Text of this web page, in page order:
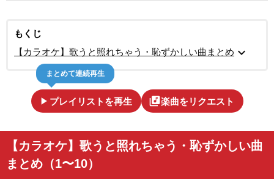
もくじ
【カラオケ】歌うと照れちゃう・恥ずかしい曲まとめ expand_more
play_arrow プレイリストを再生
まとめて連続再生
library_music楽曲をリクエスト
【カラオケ】歌うと照れちゃう・恥ずかしい曲
まとめ（1〜10）